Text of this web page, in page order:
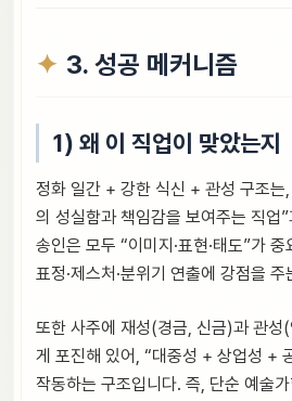
3. 성공 메커니즘
1) 왜 이 직업이 맞았는지
정화 일간 + 강한 식신 + 관성 구조는
의 성실함과 책임감을 보여주는 직업
송인은 모두 “이미지·표현·태도”가
표정·제스처·분위기 연출에 강점을
또한 사주에 재성(경금, 신금)과 관성(
게 포진해 있어, “대중성 + 상업성 +
작동하는 구조입니다. 즉, 단순 예술